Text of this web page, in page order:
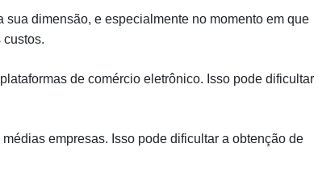
dimensão, e especialmente no momento em que
custos.
de comércio eletrônico. Isso pode dificultar
empresas. Isso pode dificultar a obtenção de